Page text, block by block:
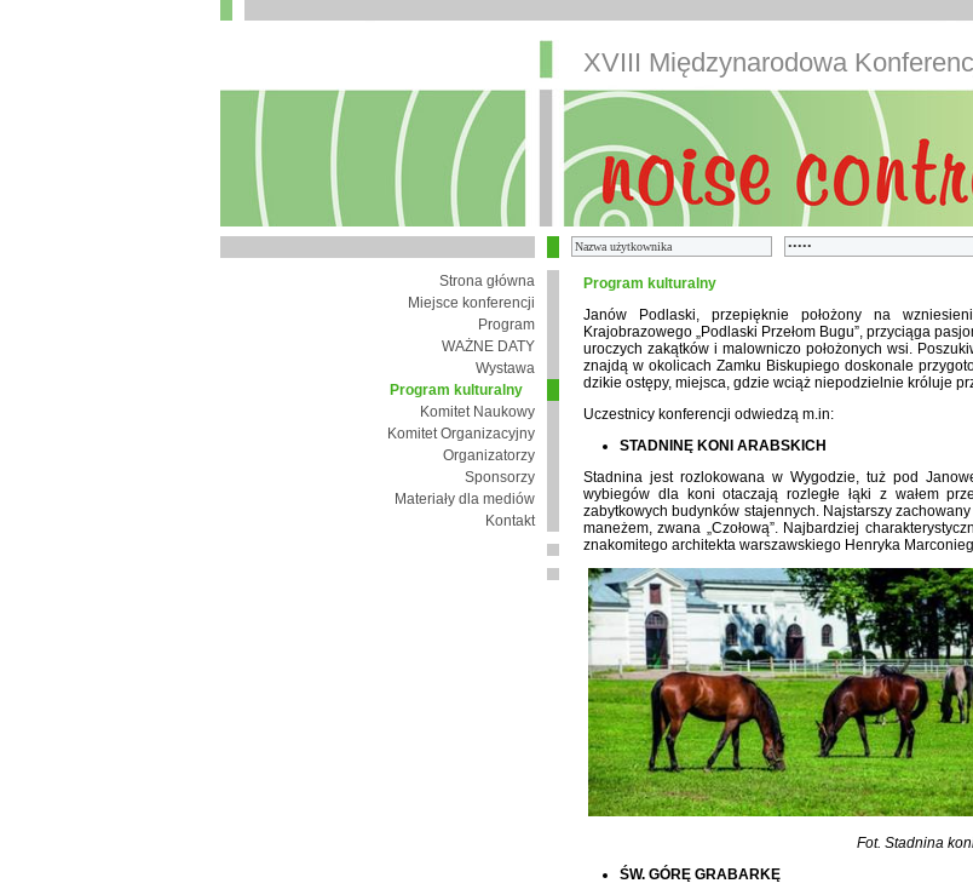
XVIII Międzynarodowa
Strona główna
Miejsce konferencji
Program
WAŻNE DATY
Wystawa
Program kulturalny
Komitet Naukowy
Komitet Organizacyjny
Organizatorzy
Sponsorzy
Materiały dla mediów
Kontakt
Program kulturalny
Janów Podlaski, przepięknie położony na
Krajobrazowego „Podlaski Przełom Bugu”, przyciąga
uroczych zakątków i malowniczo położonych wsi.
znajdą w okolicach Zamku Biskupiego doskonale
dzikie ostępy, miejsca, gdzie wciąż niepodzielnie króluje
Uczestnicy konferencji odwiedzą m.in:
STADNINĘ KONI ARABSKICH
Stadnina jest rozlokowana w Wygodzie, tuż pod
wybiegów dla koni otaczają rozległe łąki z wałem
zabytkowych budynków stajennych. Najstarszy
maneżem, zwana „Czołową”. Najbardziej
znakomitego architekta warszawskiego Henryka
Fot. Stadnina
ŚW. GÓRĘ GRABARKĘ